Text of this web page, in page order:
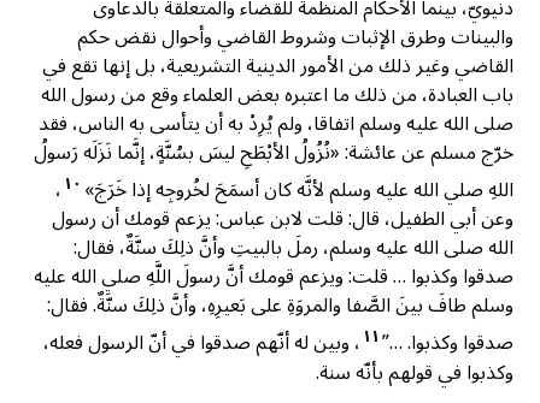
دنيويّ، بينما الأحكام المنظمة للقضاء والمتعلقة بالدعاوى
والبينات وطرق الإثبات وشروط القاضي وأحوال نقض حكم
القاضي وغير ذلك من الأمور الدينية التشريعية، بل إنها تقع في
باب العبادة، من ذلك ما اعتبره بعض العلماء وقع من رسول الله
صلى الله عليه وسلم اتفاقا، ولم يُرِدْ به أن يتأسى به الناس، فقد
خرّج مسلم عن عائشة: «نُزُولُ الأبْطَحِ ليسَ بسُنَّةٍ، إنَّما نَزَلَه رَسولُ
اللهِ صلي الله عليه وسلم لأنَّه كان أسمَحَ لخُروجِه إذا خَرَجَ» ١٠ ،
وعن أبي الطفيل، قال: قلت لابن عباس: يزعم قومك أن رسول
الله صلى الله عليه وسلم، رملَ بالبيتِ وأنَّ ذلِكَ سنَّةٌ، فقال:
صدقوا وكذبوا … قلت: ويزعم قومك أنَّ رسولَ اللَّهِ صلي الله عليه
وسلم طافَ بينَ الصَّفا والمروَةِ على بَعيرِهِ، وأنَّ ذلِكَ سنَّةٌ. فقال:
صدقوا وكذبوا. …”١١ ، وبين له أنّهم صدقوا في أنّ الرسول فعله،
وكذبوا في قولهم بأنّه سنة.